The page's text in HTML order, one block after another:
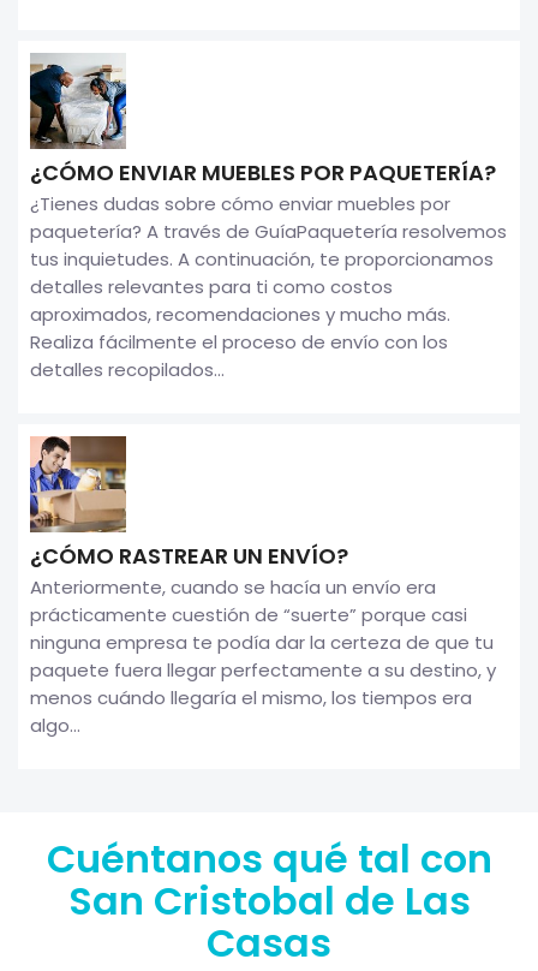
¿CÓMO ENVIAR MUEBLES POR PAQUETERÍA?
¿Tienes dudas sobre cómo enviar muebles por
paquetería? A través de GuíaPaquetería resolvemos
tus inquietudes. A continuación, te proporcionamos
detalles relevantes para ti como costos
aproximados, recomendaciones y mucho más.
Realiza fácilmente el proceso de envío con los
detalles recopilados...
¿CÓMO RASTREAR UN ENVÍO?
Anteriormente, cuando se hacía un envío era
prácticamente cuestión de “suerte” porque casi
ninguna empresa te podía dar la certeza de que tu
paquete fuera llegar perfectamente a su destino, y
menos cuándo llegaría el mismo, los tiempos era
algo...
Cuéntanos qué tal con
San Cristobal de Las
Casas